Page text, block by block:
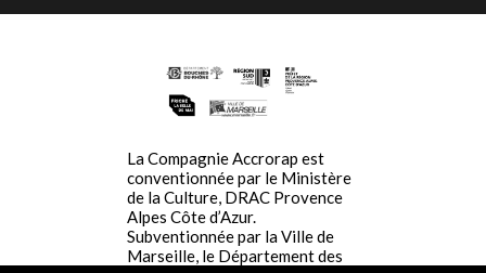
La Compagnie Accrorap est
conventionnée par le Ministère
de la Culture, DRAC Provence
Alpes Côte d’Azur.
Subventionnée par la Ville de
Marseille, le Département des